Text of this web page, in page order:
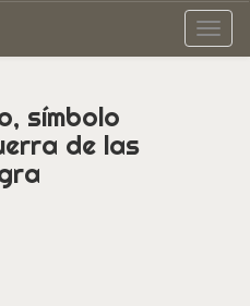
símbolo
de las